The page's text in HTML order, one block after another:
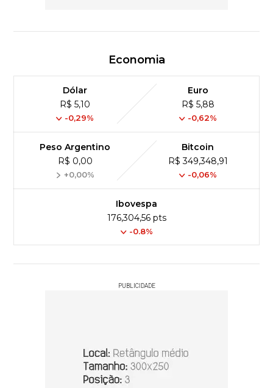
Economia
Dólar
R$ 5,10
-0,29%
Euro
R$ 5,88
-0,62%
Peso Argentino
R$ 0,00
+0,00%
Bitcoin
R$ 349,348,91
-0,06%
Ibovespa
176,304,56 pts
-0.8%
PUBLICIDADE